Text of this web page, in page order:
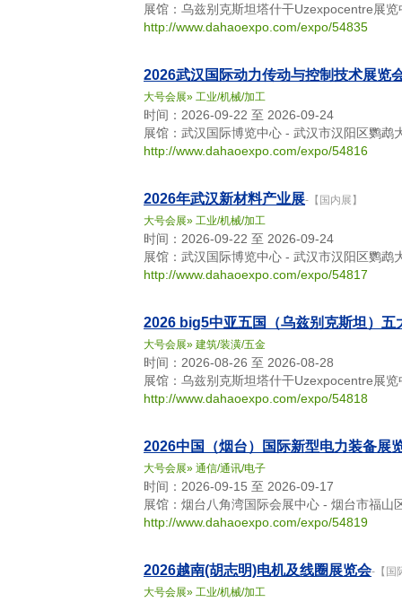
展馆：乌兹别克斯坦塔什干Uzexpocentre展
http://www.dahaoexpo.com/expo/54835
2026武汉国际动力传动与控制技术展览
大号会展» 工业/机械/加工
时间：2026-09-22 至 2026-09-24
展馆：武汉国际博览中心 - 武汉市汉阳区鹦鹉
http://www.dahaoexpo.com/expo/54816
2026年武汉新材料产业展-【国内展】
大号会展» 工业/机械/加工
时间：2026-09-22 至 2026-09-24
展馆：武汉国际博览中心 - 武汉市汉阳区鹦鹉
http://www.dahaoexpo.com/expo/54817
2026 big5中亚五国（乌兹别克斯坦）五
大号会展» 建筑/装潢/五金
时间：2026-08-26 至 2026-08-28
展馆：乌兹别克斯坦塔什干Uzexpocentre展
http://www.dahaoexpo.com/expo/54818
2026中国（烟台）国际新型电力装备展
大号会展» 通信/通讯/电子
时间：2026-09-15 至 2026-09-17
展馆：烟台八角湾国际会展中心 - 烟台市福山
http://www.dahaoexpo.com/expo/54819
2026越南(胡志明)电机及线圈展览会-【国
大号会展» 工业/机械/加工